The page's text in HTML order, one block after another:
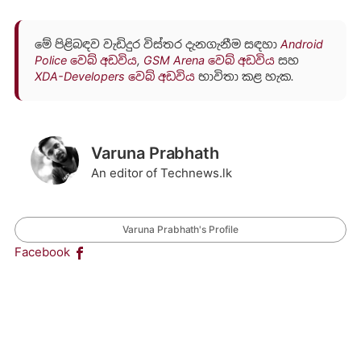
මේ පිළිබඳව වැඩිදුර විස්තර දැනගැනීම සඳහා Android
Police වෙබ් අඩවිය, GSM Arena වෙබ් අඩවියසහ
XDA-Developers වෙබ් අඩවියභාවිතා කළ හැක.
Varuna Prabhath
An editor of Technews.lk
Varuna Prabhath's Profile
Facebook